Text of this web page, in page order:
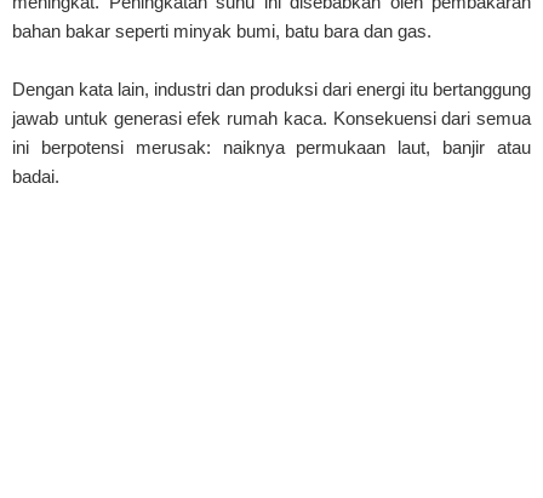
bahan bakar seperti minyak bumi, batu bara dan gas.
Dengan kata lain, industri dan produksi dari energi itu bertanggung
jawab untuk generasi efek rumah kaca. Konsekuensi dari semua
ini berpotensi merusak: naiknya permukaan laut, banjir atau
badai.